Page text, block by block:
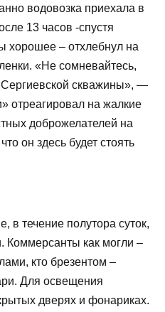
водовозка приехала в
13 часов -спустя
хорошее – отхлебнул на
«Не сомневайтесь,
скважины», —
отреагировал на жалкие
доброжелателей на
он здесь будет стоять
в течение полутора суток,
Коммерсанты как могли –
кто брезентом –
Для освещения
дверях и фонариках.